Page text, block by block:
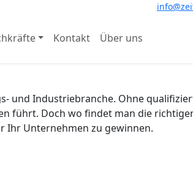
Kontakt Über uns
und Industriebranche. Ohne
führt. Doch wo findet man die
Ihr Unternehmen zu gewinnen.